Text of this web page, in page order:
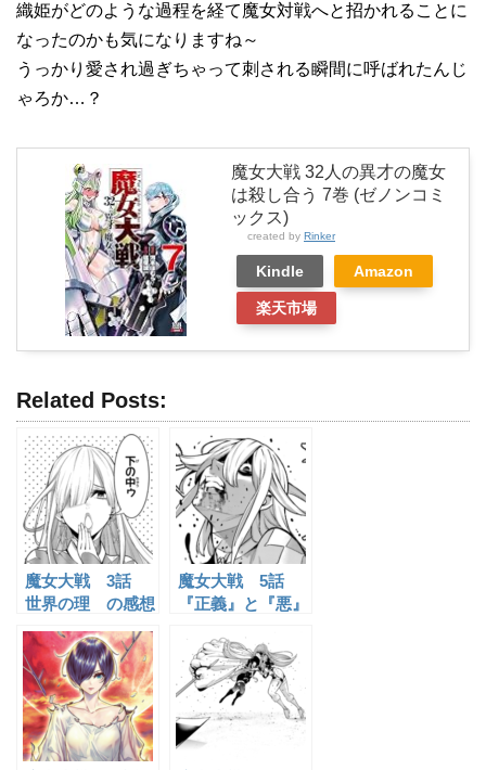
織姫がどのような過程を経て魔女対戦へと招かれることに
なったのかも気になりますね～
うっかり愛され過ぎちゃって刺される瞬間に呼ばれたんじ
ゃろか…？
魔女大戦 32人の異才の魔女
は殺し合う 7巻 (ゼノンコミ
ックス)
created by Rinker
Kindle Amazon
楽天市場
Related Posts:
魔女大戦 3話
世界の理 の感想
魔女大戦 5話
『正義』と『悪』